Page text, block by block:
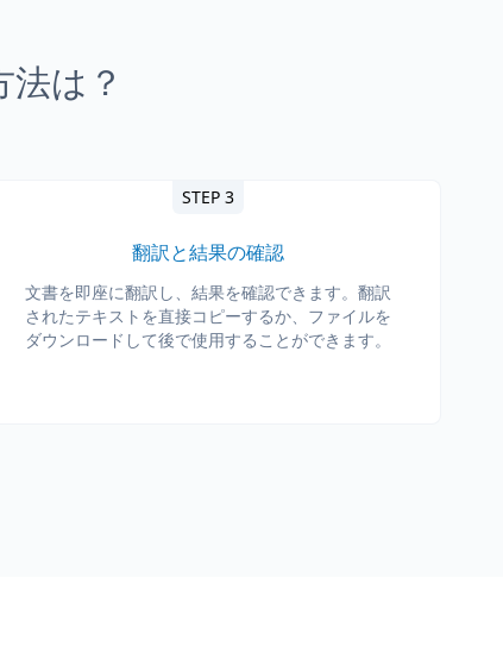
は？
STEP 3
翻訳と結果の確認
文書を即座に翻訳し、結果を確認できます。翻訳
されたテキストを直接コピーするか、ファイルを
ダウンロードして後で使用することができます。